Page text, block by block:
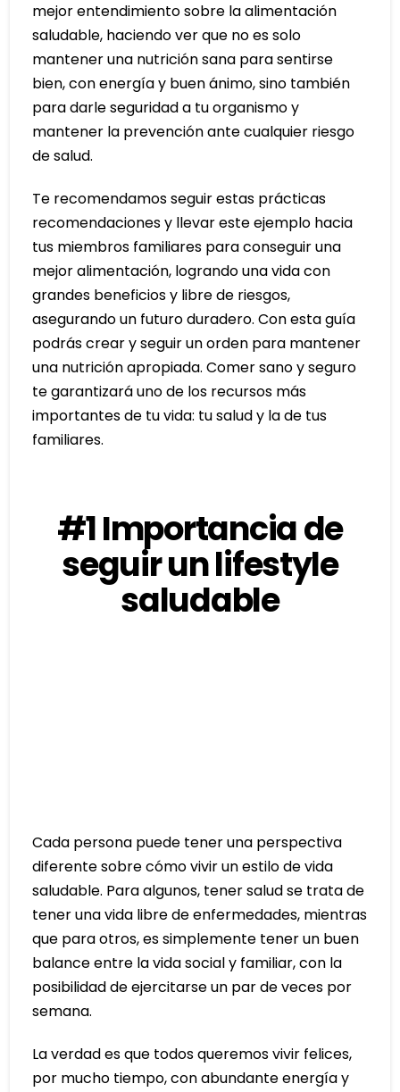
mejor entendimiento sobre la alimentación
saludable, haciendo ver que no es solo
mantener una nutrición sana para sentirse
bien, con energía y buen ánimo, sino también
para darle seguridad a tu organismo y
mantener la prevención ante cualquier riesgo
de salud.
Te recomendamos seguir estas prácticas
recomendaciones y llevar este ejemplo hacia
tus miembros familiares para conseguir una
mejor alimentación, logrando una vida con
grandes beneficios y libre de riesgos,
asegurando un futuro duradero. Con esta guía
podrás crear y seguir un orden para mantener
una nutrición apropiada. Comer sano y seguro
te garantizará uno de los recursos más
importantes de tu vida: tu salud y la de tus
familiares.
#1 Importancia de
seguir un lifestyle
saludable
Cada persona puede tener una perspectiva
diferente sobre cómo vivir un estilo de vida
saludable. Para algunos, tener salud se trata de
tener una vida libre de enfermedades, mientras
que para otros, es simplemente tener un buen
balance entre la vida social y familiar, con la
posibilidad de ejercitarse un par de veces por
semana.
La verdad es que todos queremos vivir felices,
por mucho tiempo, con abundante energía y